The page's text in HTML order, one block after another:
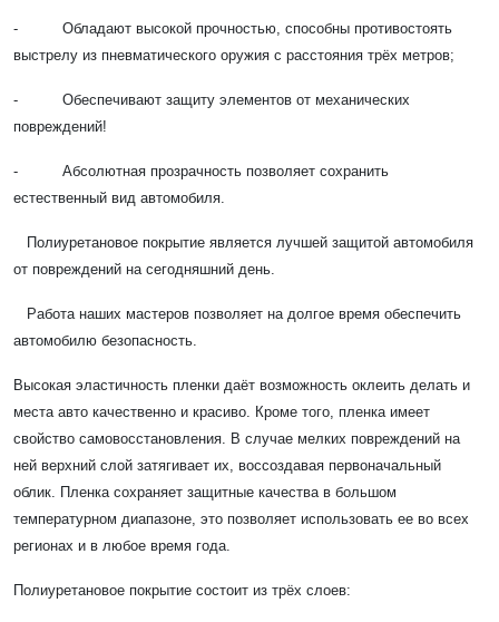
- Обладают высокой прочностью, способны противостоять
выстрелу из пневматического оружия с расстояния трёх метров;
- Обеспечивают защиту элементов от механических
повреждений!
- Абсолютная прозрачность позволяет сохранить
естественный вид автомобиля.
Полиуретановое покрытие является лучшей защитой автомобиля
от повреждений на сегодняшний день.
Работа наших мастеров позволяет на долгое время обеспечить
автомобилю безопасность.
Высокая эластичность пленки даёт возможность оклеить делать и
места авто качественно и красиво. Кроме того, пленка имеет
свойство самовосстановления. В случае мелких повреждений на
ней верхний слой затягивает их, воссоздавая первоначальный
облик. Пленка сохраняет защитные качества в большом
температурном диапазоне, это позволяет использовать ее во всех
регионах и в любое время года.
Полиуретановое покрытие состоит из трёх слоев: